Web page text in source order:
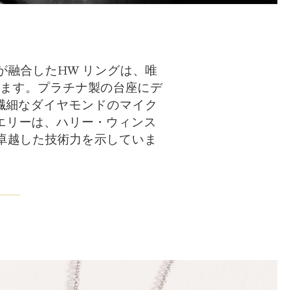
融合したHW リングは、唯
す。プラチナ製の台座にデ
細なダイヤモンドのマイク
ーは、ハリー・ウィンス
越した技術力を示していま